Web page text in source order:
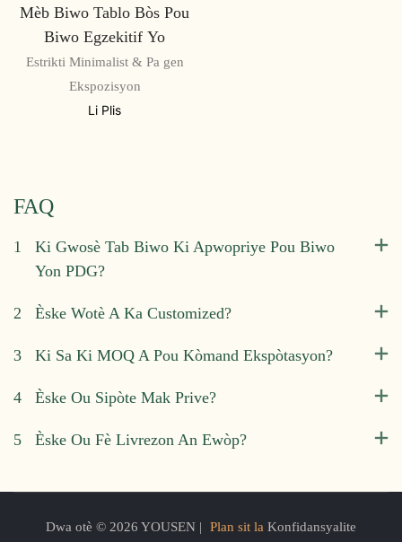
Mèb Biwo Tablo Bòs Pou
Biwo Egzekitif Yo
Estrikti Minimalist & Pa gen
Ekspozisyon
Li Plis
FAQ
1
Ki Gwosè Tab Biwo Ki Apwopriye Pou Biwo
Yon PDG?
2 Èske Wotè A Ka Customized?
3 Ki Sa Ki MOQ A Pou Kòmand Ekspòtasyon?
4 Èske Ou Sipòte Mak Prive?
5 Èske Ou Fè Livrezon An Ewòp?
Dwa otè © 2026 YOUSEN | Plan sit la Konfidansyalite